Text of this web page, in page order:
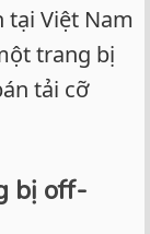
tại Việt Nam
trang bị
tải cỡ
bị off-